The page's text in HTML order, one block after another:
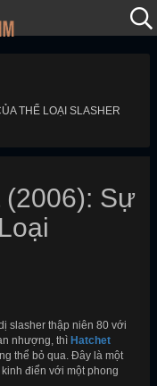
THỂ LOẠI SLASHER
Sự
slasher thập niên 80 với
nhượng, thì Hatchet
thể bỏ qua. Đây là một
điển với một phong